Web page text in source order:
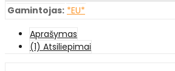
Gamintojas: *EU*
Aprašymas
(1) Atsiliepimai